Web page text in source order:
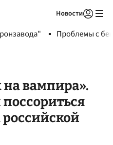
Новости
Проблемы с
на вампира».